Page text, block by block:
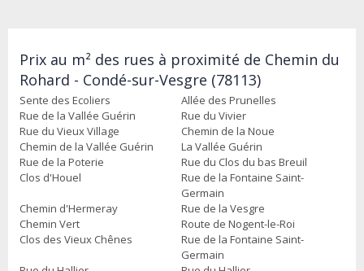
Prix au m² des rues à proximité de Chemin du
Rohard - Condé-sur-Vesgre (78113)
Sente des Ecoliers
Allée des Prunelles
Rue de la Vallée Guérin
Rue du Vivier
Rue du Vieux Village
Chemin de la Noue
Chemin de la Vallée Guérin
La Vallée Guérin
Rue de la Poterie
Rue du Clos du bas Breuil
Clos d'Houel
Rue de la Fontaine Saint-
Germain
Chemin d'Hermeray
Rue de la Vesgre
Chemin Vert
Route de Nogent-le-Roi
Clos des Vieux Chênes
Rue de la Fontaine Saint-
Germain